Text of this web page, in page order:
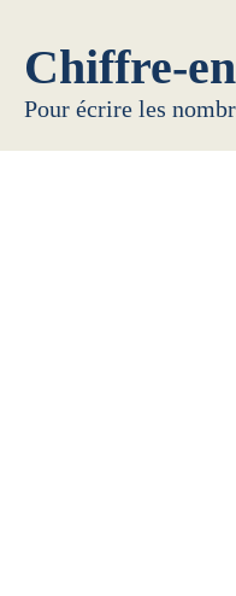
Chiffre-
Pour écrire les